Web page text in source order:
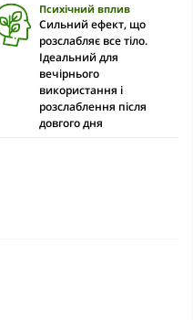
Психічний вплив
Сильний ефект, що
розслабляє все тіло.
Ідеальний для
вечірнього
використання і
розслаблення після
довгого дня